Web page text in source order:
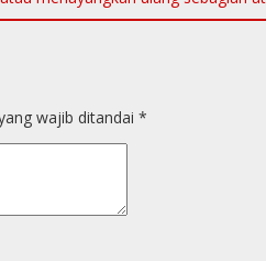
wajib ditandai *